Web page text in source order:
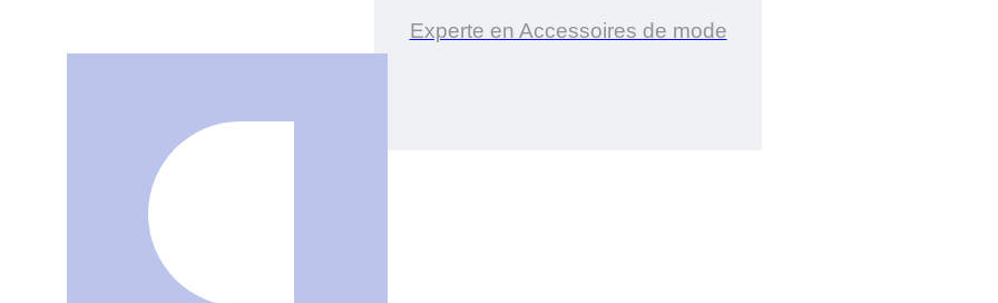
Experte en Accessoires de mode